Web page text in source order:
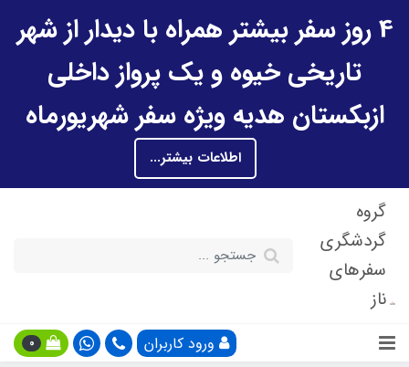
4 روز سفر بیشتر همراه با دیدار از شهر
تاریخی خیوه و یک پرواز داخلی
ازبکستان هدیه ویژه سفر شهریورماه
اطلاعات بیشتر...
گروه
گردشگری
سفرهای
ناز
ورود کاربران 0